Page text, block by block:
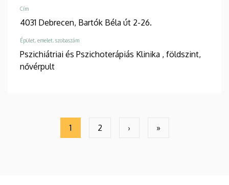
Cím
4031 Debrecen, Bartók Béla út 2-26.
Épület, emelet, szobaszám
Pszichiátriai és Pszichoterápiás Klinika , földszint,
nővérpult
Jelenlegi
1
Page
2
Következő
›
Utolsó
»